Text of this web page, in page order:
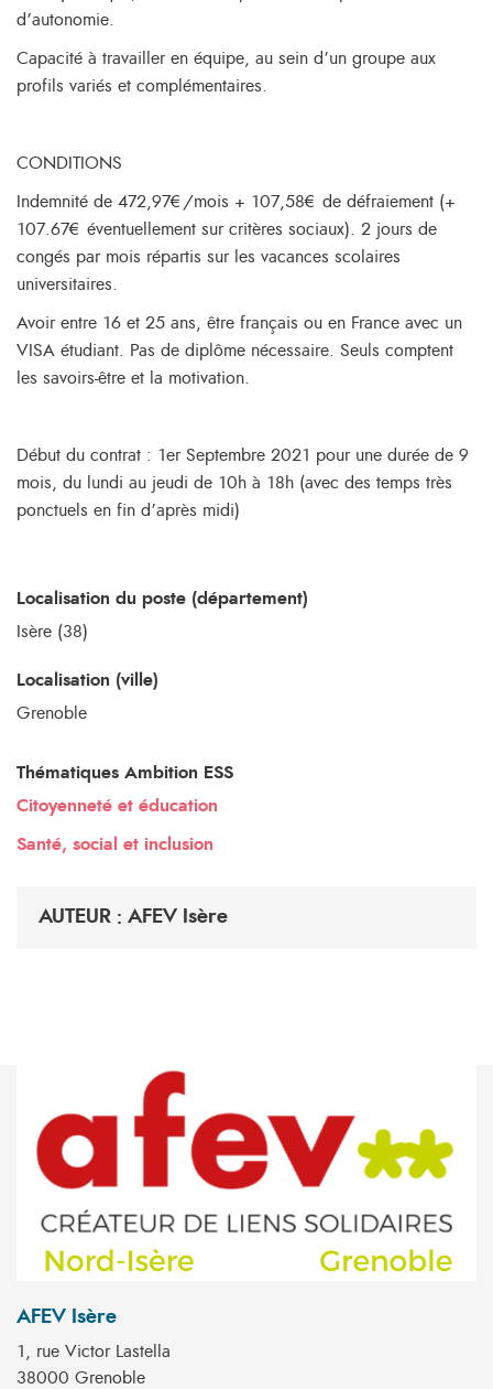
d’autonomie.
Capacité à travailler en équipe, au sein d’un groupe aux
profils variés et complémentaires.
CONDITIONS
Indemnité de 472,97€/mois + 107,58€ de défraiement (+
107.67€ éventuellement sur critères sociaux). 2 jours de
congés par mois répartis sur les vacances scolaires
universitaires.
Avoir entre 16 et 25 ans, être français ou en France avec un
VISA étudiant. Pas de diplôme nécessaire. Seuls comptent
les savoirs-être et la motivation.
Début du contrat : 1er Septembre 2021 pour une durée de 9
mois, du lundi au jeudi de 10h à 18h (avec des temps très
ponctuels en fin d’après midi)
Localisation du poste (département)
Isère (38)
Localisation (ville)
Grenoble
Thématiques Ambition ESS
Citoyenneté et éducation
Santé, social et inclusion
AUTEUR : AFEV Isère
AFEV Isère
1, rue Victor Lastella
38000 Grenoble